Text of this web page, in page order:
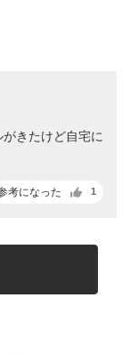
きたけど自宅に
考になった 1